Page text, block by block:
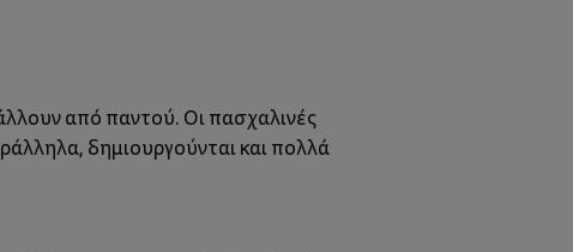
από παντού. Οιπασχαλινές
δημιουργούνται και πολλά